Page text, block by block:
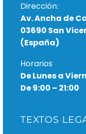
Dirección:
Av. Ancha de
03690 San
(España)
Horarios
De Lunes a
De 9:00 – 21:00
TEXTOS